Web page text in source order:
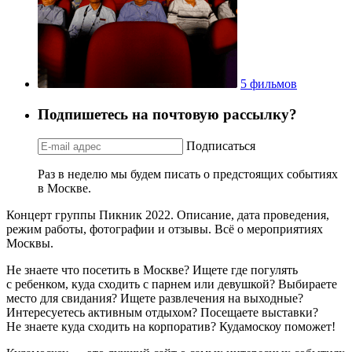
5 фильмов
Подпишетесь на почтовую рассылку?
Подписаться
Раз в неделю мы будем писать о предстоящих событиях
в Москве.
Концерт группы Пикник 2022. Описание, дата проведения,
режим работы, фотографии и отзывы. Всё о мероприятиях
Москвы.
Не знаете что посетить в Москве? Ищете где погулять
с ребенком, куда сходить с парнем или девушкой? Выбираете
место для свидания? Ищете развлечения на выходные?
Интересуетесь активным отдыхом? Посещаете выставки?
Не знаете куда сходить на корпоратив? Кудамоскоу поможет!